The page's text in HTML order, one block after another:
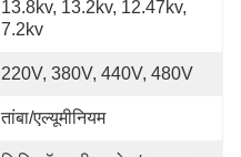
13.8kv, 13.2kv, 12.47kv,
7.2kv
220V, 380V, 440V, 480V
तांबा/एल्यूमीनियम